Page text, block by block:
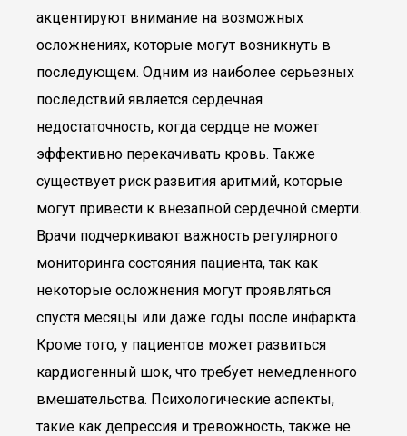
акцентируют внимание на возможных
осложнениях, которые могут возникнуть в
последующем. Одним из наиболее серьезных
последствий является сердечная
недостаточность, когда сердце не может
эффективно перекачивать кровь. Также
существует риск развития аритмий, которые
могут привести к внезапной сердечной смерти.
Врачи подчеркивают важность регулярного
мониторинга состояния пациента, так как
некоторые осложнения могут проявляться
спустя месяцы или даже годы после инфаркта.
Кроме того, у пациентов может развиться
кардиогенный шок, что требует немедленного
вмешательства. Психологические аспекты,
такие как депрессия и тревожность, также не